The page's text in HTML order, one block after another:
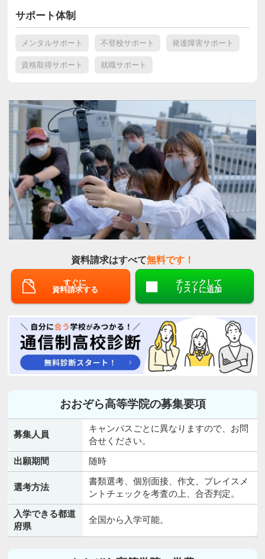
サポート体制
メンタルサポート 不登校サポート 発達障害サポート
資格取得サポート 就職サポート
資料請求はすべて無料です！
すぐに
資料請求する
チェックして
リストに追加
おおぞら高等学院の募集要項
募集人員
キャンパスごとに異なりますので、お問
合せください。
出願期間
随時
選考方法
書類選考、個別面接、作文、プレイスメ
ントチェックを考査の上、合否判定。
入学できる都道
府県
全国から入学可能。